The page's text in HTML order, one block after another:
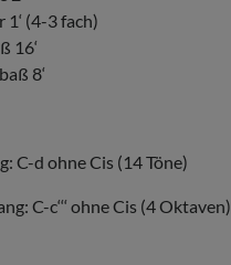
(4-3 fach)
16‘
8‘
C-d ohne Cis (14 Töne)
C-c‘‘‘ ohne Cis (4 Oktaven)